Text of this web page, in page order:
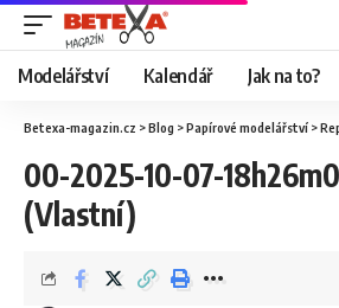
Modelářství Kalendář Jak na to?
Betexa-magazin.cz >Blog >Papírové modelářství >
00-2025-10-07-
(Vlastní)